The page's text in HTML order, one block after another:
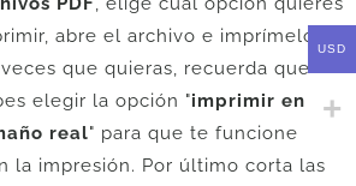
abre el archivo e imprímelo
que quieras, recuerda que
elegir la opción "imprimir en
real" para que te funcione
la impresión. Por último corta las
USD